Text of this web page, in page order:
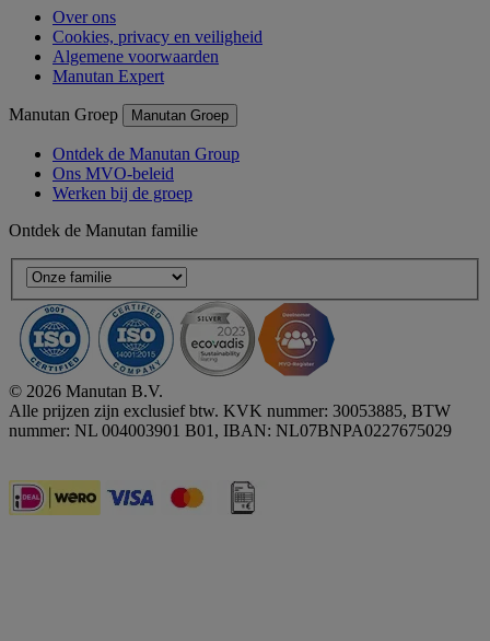
Over ons
Cookies, privacy en veiligheid
Algemene voorwaarden
Manutan Expert
Manutan Groep Manutan Groep
Ontdek de Manutan Group
Ons MVO-beleid
Werken bij de groep
Ontdek de Manutan familie
© 2026 Manutan B.V.
Alle prijzen zijn exclusief btw. KVK nummer: 30053885, BTW
nummer: NL 004003901 B01, IBAN: NL07BNPA0227675029